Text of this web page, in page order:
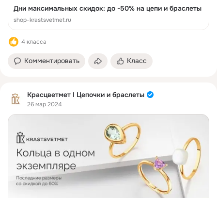
Дни максимальных скидок: до -50% на цепи и браслеты
shop-krastsvetmet.ru
4 класса
Комментировать Класс
Красцветмет I Цепочки и браслеты
26 мар 2024